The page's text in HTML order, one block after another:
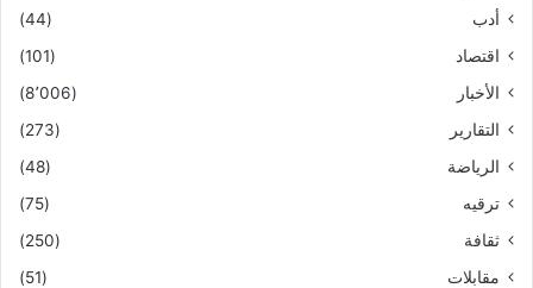
أدب
(44)
اقتصاد
(101)
الأخبار
(8٬006)
التقارير
(273)
الرياضة
(48)
ترقيه
(75)
ثقافة
(250)
مقابلات
(51)